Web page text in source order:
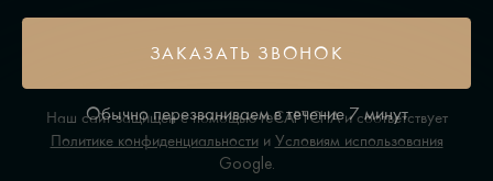
ЗАКАЗАТЬ ЗВОНОК
Обычно перезваниваем в течение 7 минут
Наш сайт защищен с помощью reCAPTCHA и соответствует
Политике конфиденциальности и Условиям использования
Google.